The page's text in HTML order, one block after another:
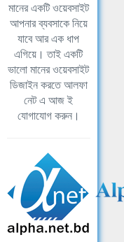
মানের একটি ওয়েবসাইট
আপনার ব্যবসাকে নিয়ে
যাবে আর এক ধাপ
এগিয়ে। তাই একটি
ভালো মানের ওয়েবসাইট
ডিজাইন করতে আলফা
নেট এ আজ ই
যোগাযোগ করুন।